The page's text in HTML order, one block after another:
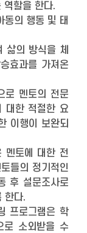
역할을 한다.
동의 행동 및 태
삶의 방식을 체
효과를 가져온
로 멘토의 전문
대한 적절한 요
이행이 보완되
멘토에 대한 전
들의 정기적인
후 설문조사로
한다.
프로그램은 학
로 소외받을 수